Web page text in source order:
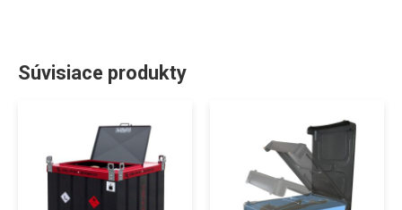
Súvisiace produkty